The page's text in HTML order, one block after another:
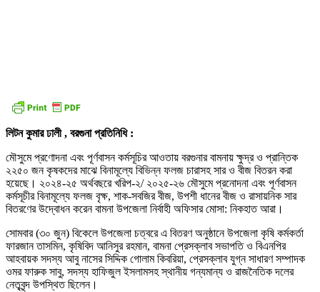
লিটন কুমার ঢালী , বরগুনা প্রতিনিধি :
মৌসুমে প্রণোদনা এবং পূর্ণবাসন কর্মসূচির আওতায় বরগুনার বামনায় ক্ষুদ্র ও প্রান্তিক
২২৫০ জন কৃষকদের মাঝে বিনামূল্যে বিভিন্ন ফলজ চারাসহ সার ও বীজ বিতরন করা
হয়েছে। ২০২৪-২৫ অর্থবছরে খরিপ-২/ ২০২৫-২৬ মৌসুমে প্রনোদনা এবং পূর্ণবাসন
কর্মসূচীর বিনামূল্যে ফলজ বৃক্ষ, শাক-সবজির বীজ, উপশী ধানের বীজ ও রাসায়নিক সার
বিতরণের উদ্বোধন করেন বামনা উপজেলা নির্বাহী অফিসার মোসা: নিকহাত আরা।
সোমবার (৩০ জুন) বিকেলে উপজেলা চত্বরে এ বিতরণ অনুষ্ঠানে উপজেলা কৃষি কর্মকর্তা
ফারজান তাসমিন, কৃষিবিদ আনিসুর রহমান, বামনা প্রেসক্লাব সভাপতি ও বিএনপির
আহবায়ক সদস্য আবু নাসের সিদ্দিক গোলাম কিবরিয়া, প্রেসক্লাব যুগ্ন সাধারণ সম্পাদক
ওমর ফারুক সাবু, সদস্য হাফিজুল ইসলামসহ স্থানীয় গন্যমান্য ও রাজনৈতিক দলের
নেতৃবৃন্দ উপস্থিত ছিলেন।